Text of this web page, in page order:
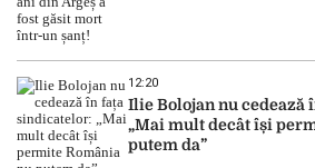
12:20
Ilie Bolojan nu cedează
„Mai mult decât își
putem da”